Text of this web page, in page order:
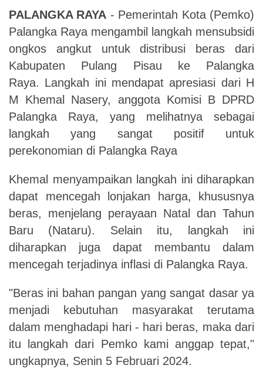
PALANGKA RAYA - Pemerintah Kota (Pemko)
Palangka Raya mengambil langkah mensubsidi
ongkos angkut untuk distribusi beras dari
Kabupaten Pulang Pisau ke Palangka
Raya. Langkah ini mendapat apresiasi dari H
M Khemal Nasery, anggota Komisi B DPRD
Palangka Raya, yang melihatnya sebagai
langkah yang sangat positif untuk
perekonomian di Palangka Raya
Khemal menyampaikan langkah ini diharapkan
dapat mencegah lonjakan harga, khususnya
beras, menjelang perayaan Natal dan Tahun
Baru (Nataru). Selain itu, langkah ini
diharapkan juga dapat membantu dalam
mencegah terjadinya inflasi di Palangka Raya.
"Beras ini bahan pangan yang sangat dasar ya
menjadi kebutuhan masyarakat terutama
dalam menghadapi hari - hari beras, maka dari
itu langkah dari Pemko kami anggap tepat,"
ungkapnya, Senin 5 Februari 2024.